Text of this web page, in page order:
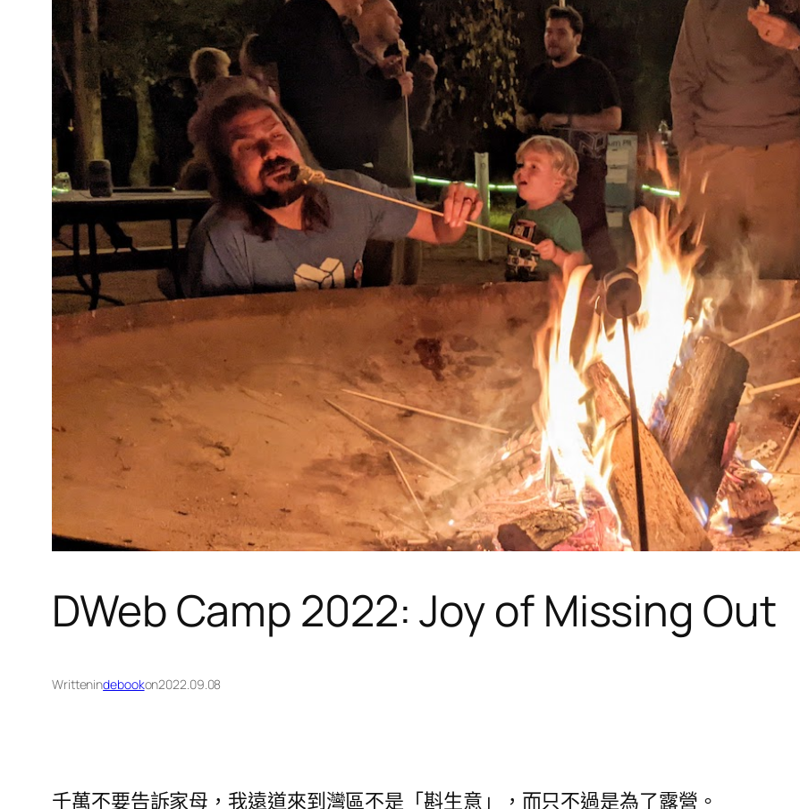
DWeb Camp 2022: Joy of Missing Out
Writtenindebookon2022.09.08
千萬不要告訴家母，我遠道來到灣區不是「斟生意」，而只不過是為了露營。